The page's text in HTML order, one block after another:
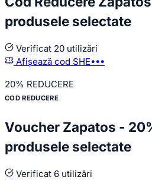
produsele selectate
Verificat 20 utilizări
Afișează cod SHE•••
20% REDUCERE
COD REDUCERE
Voucher Zapatos -
produsele selectate
Verificat 6 utilizări